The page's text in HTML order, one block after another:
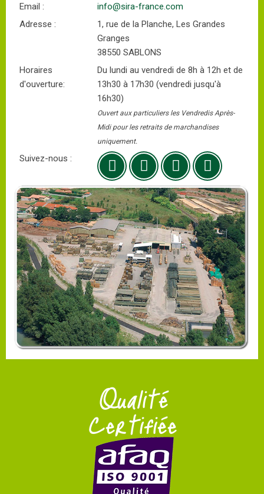
Email :
info@sira-france.com
Adresse :
1, rue de la Planche, Les Grandes
Granges
38550 SABLONS
Horaires
d'ouverture:
Du lundi au vendredi de 8h à 12h et de
13h30 à 17h30 (vendredi jusqu'à
16h30)
Ouvert aux particuliers les Vendredis Après-
Midi pour les retraits de marchandises
uniquement.
Suivez-nous :
Qualité
Certifiée